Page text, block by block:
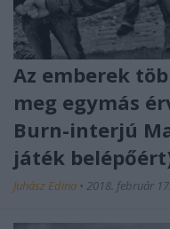
Az emberek
meg egymás
Burn-interjú
játék
Juhász Edina • 2018. február 17.